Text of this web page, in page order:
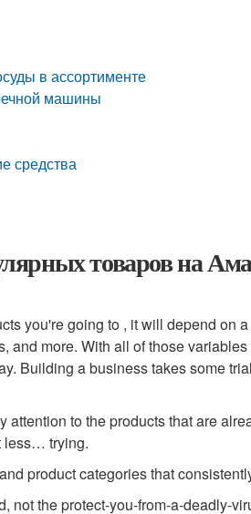
в ассортименте
машины
средства
товаров на
you're going to , it will depend on
and more. With all of those
Building a business takes some
attention to the products that are
less… trying.
product categories that
not the protect-you-from-a-deadly-